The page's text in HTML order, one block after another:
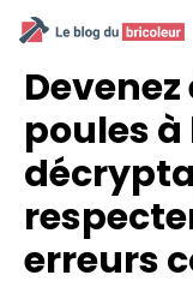
Aller
au
contenu
poules
erreurs